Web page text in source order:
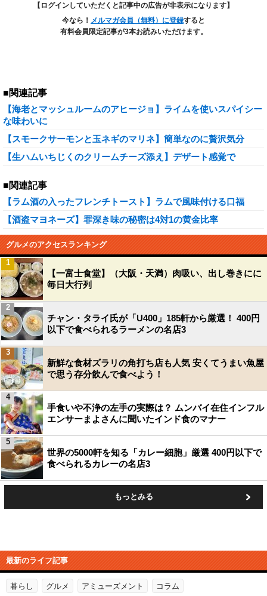
【ログインしていただくと記事中の広告が非表示になります】
今なら！ メルマガ会員（無料）に登録すると
有料会員限定記事が3本お読みいただけます。
■関連記事
【海老とマッシュルームのアヒージョ】ライムを使いスパイシー
な味わいに
【スモークサーモンと玉ネギのマリネ】簡単なのに贅沢気分
【生ハムいちじくのクリームチーズ添え】デザート感覚で
■関連記事
【ラム酒の入ったフレンチトースト】ラムで風味付ける口福
【酒盗マヨネーズ】罪深き味の秘密は4対1の黄金比率
グルメのアクセスランキング
【一富士食堂】（大阪・天満）肉吸い、出し巻きにに
毎日大行列
1
チャン・タライ氏が「U400」185軒から厳選！ 400円
以下で食べられるラーメンの名店3
2
新鮮な食材ズラリの角打ち店も人気 安くてうまい魚屋
で思う存分飲んで食べよう！
3
手食いや不浄の左手の実際は？ ムンバイ在住インフル
エンサーまよさんに聞いたインド食のマナー
4
世界の5000軒を知る「カレー細胞」厳選 400円以下で
食べられるカレーの名店3
5
もっとみる
最新のライフ記事
暮らし グルメ アミューズメント コラム